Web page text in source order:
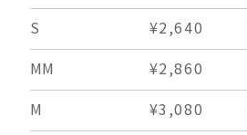
S
¥2,640
MM
¥2,860
M
¥3,080